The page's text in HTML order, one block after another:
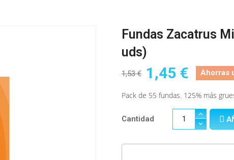
Fundas Zacatrus
uds)
1,53 € 1,45 € Ahorras
Pack de 55 fundas. 125% más
Cantidad